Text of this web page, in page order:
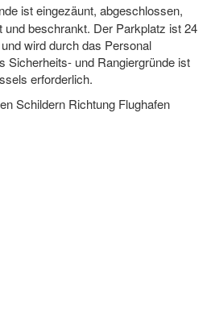
ist eingezäunt, abgeschlossen,
und beschrankt. Der Parkplatz ist 24
wird durch das Personal
Sicherheits- und Rangiergründe ist
erforderlich.
Schildern Richtung Flughafen